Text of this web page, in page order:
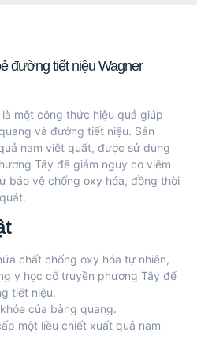
đường tiết niệu Wagner
một công thức hiệu quả giúp
và đường tiết niệu. Sản
nam việt quất, được sử dụng
Tây để giảm nguy cơ viêm
bảo vệ chống oxy hóa, đồng thời
chất chống oxy hóa tự nhiên,
y học cổ truyền phương Tây để
tiết niệu.
của bàng quang.
một liều chiết xuất quả nam